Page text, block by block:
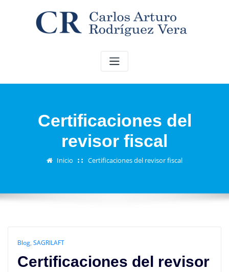
Certificaciones del
revisor fiscal
Inicio Certificaciones del revisor fiscal
Blog, SAGRILAFT
Certificaciones del revisor